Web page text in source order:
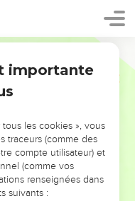
!
VOUS ÉVITER LES
importante
les cookies », vous
traceurs (comme des
compte utilisateur) et
(comme vos
renseignées dans
suivants :